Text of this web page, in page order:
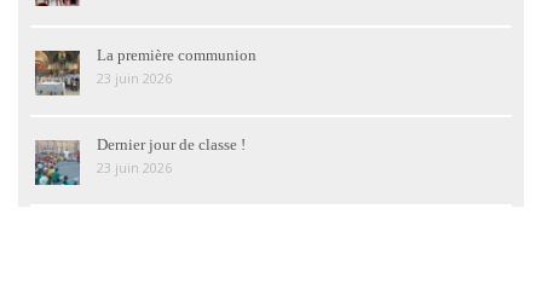
La première communion
23 juin 2026
Dernier jour de classe !
23 juin 2026